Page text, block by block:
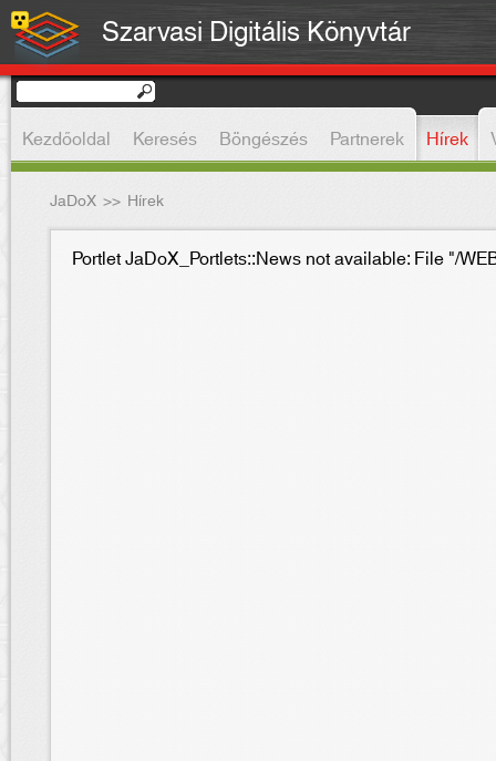
Szarvasi Digitális Könyvtár
Kezdőoldal Keresés Böngészés Partnerek Hírek
JaDoX >> Hírek
Portlet JaDoX_Portlets::News not available: File "/